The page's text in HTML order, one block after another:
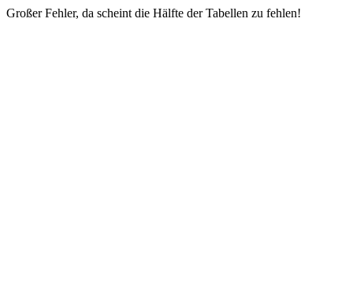
Großer Fehler, da scheint die Hälfte der Tabellen zu fehlen!